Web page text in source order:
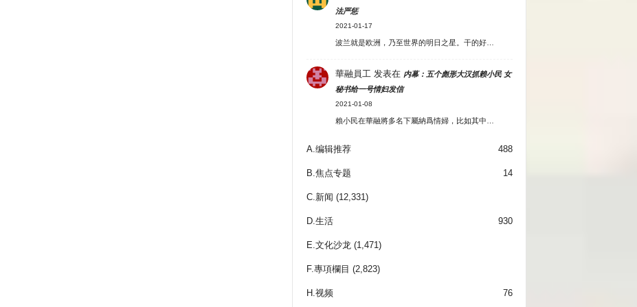
法严惩
2021-01-17
波兰就是欧洲，乃至世界的明日之星。干的好…
華融員工 发表在 内幕：五个彪形大汉抓赖小民 女
秘书给一号情妇发信
2021-01-08
賴小民在華融將多名下屬納爲情婦，比如其中…
A.编辑推荐 488
B.焦点专题 14
C.新闻 (12,331)
D.生活 930
E.文化沙龙 (1,471)
F.專項欄目 (2,823)
H.视频 76